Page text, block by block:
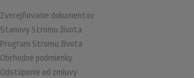
Zverejňovanie dokumentov
Stanovy Stromu života
Program Stromu života
Obchodné podmienky
Odstúpenie od zmluvy